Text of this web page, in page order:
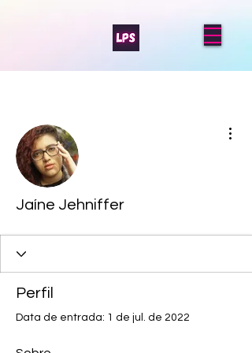
Jaíne Jehniffer
Perfil
Data de entrada: 1 de jul. de 2022